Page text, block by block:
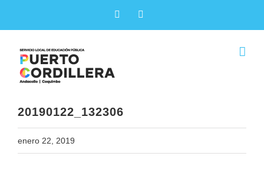
Facebook
20190122_132306
enero 22, 2019